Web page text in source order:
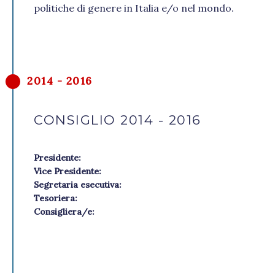
politiche di genere in Italia e/o nel mondo.
2014 - 2016
CONSIGLIO 2014 - 2016
Presidente:
Vice Presidente:
Segretaria esecutiva:
Tesoriera:
Consigliera/e: